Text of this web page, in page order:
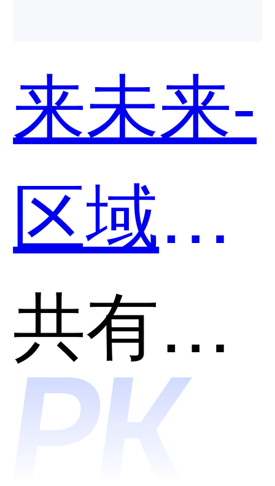
统哪个
好用？
来未来-
区域智
慧协同
中台和
共有分类：智能运维(AIOps)